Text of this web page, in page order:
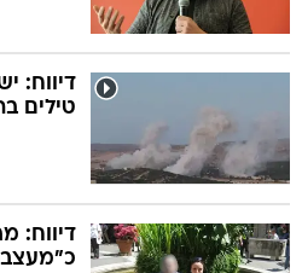
דיווח:
טילים
דיווח: